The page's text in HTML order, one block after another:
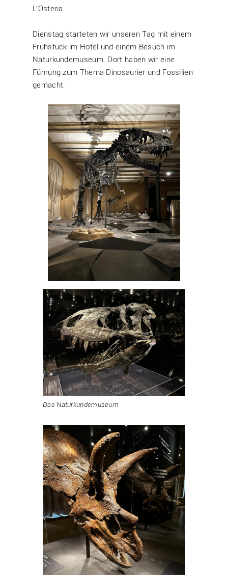
L’Osteria.
Dienstag starteten wir unseren Tag mit einem
Frühstück im Hotel und einem Besuch im
Naturkundemuseum. Dort haben wir eine
Führung zum Thema Dinosaurier und Fossilien
gemacht.
Das Naturkundemuseum